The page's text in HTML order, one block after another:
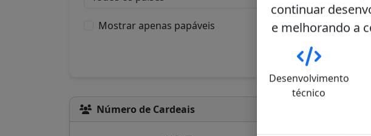
Mostrar apenas papáveis
Número de Cardeais
continuar
e melhorando a
Desenvolvimento
técnico